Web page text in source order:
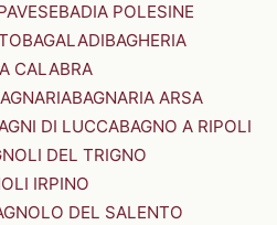
BADIA POLESINE
BAGALADIBAGHERIA
CALABRA
BAGNARIA ARSA
DI LUCCABAGNO A RIPOLI
DEL TRIGNO
IRPINO
DEL SALENTO